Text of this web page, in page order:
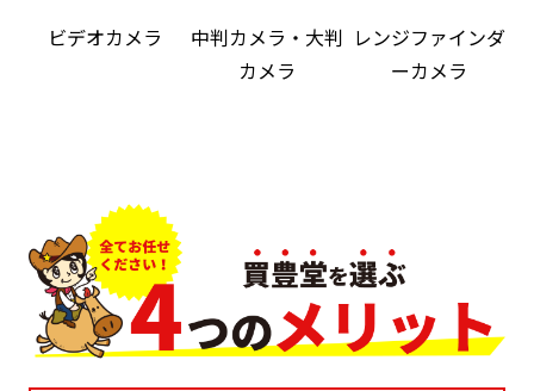
ビデオカメラ
中判カメラ・大判
カメラ
レンジファインダ
ーカメラ